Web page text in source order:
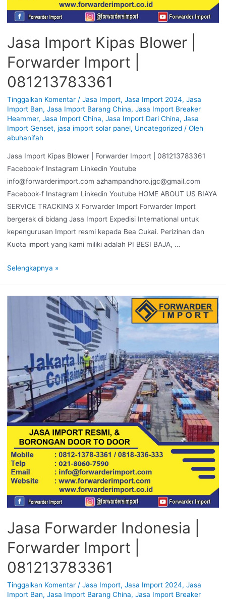
Jasa Import Kipas Blower |
Forwarder Import |
081213783361
Tinggalkan Komentar / Jasa Import, Jasa Import 2024, Jasa
Import Ban, Jasa Import Barang China, Jasa Import Breaker
Heammer, Jasa Import China, Jasa Import Dari China, Jasa
Import Genset, jasa import solar panel, Uncategorized/ Oleh
abuhanifah
Jasa Import Kipas Blower | Forwarder Import | 081213783361
Facebook-f Instagram Linkedin Youtube
info@forwarderimport.com azhampandhoro.jgc@gmail.com
Facebook-f Instagram Linkedin Youtube HOME ABOUT US BIAYA
SERVICE TRACKING X Forwarder Import Forwarder Import
bergerak di bidang Jasa Import Expedisi International untuk
kepengurusan Import resmi kepada Bea Cukai. Perizinan dan
Kuota import yang kami miliki adalah PI BESI BAJA, …
Selengkapnya »
Jasa Forwarder Indonesia |
Forwarder Import |
081213783361
Tinggalkan Komentar / Jasa Import, Jasa Import 2024, Jasa
Import Ban, Jasa Import Barang China, Jasa Import Breaker